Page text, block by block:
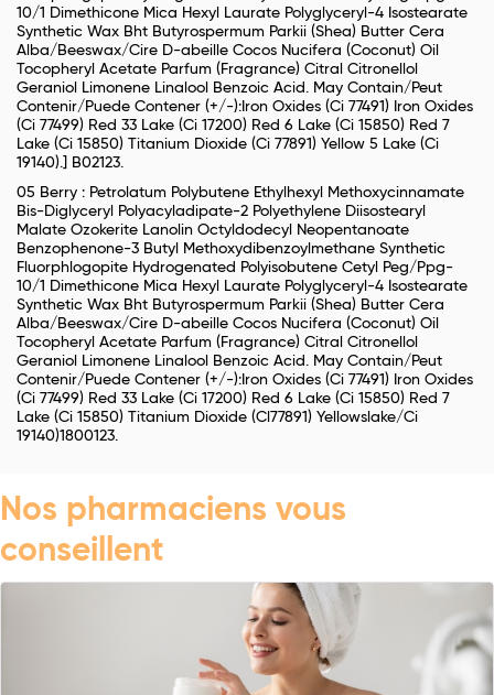
10/1 Dimethicone Mica Hexyl Laurate Polyglyceryl-4 Isostearate
Synthetic Wax Bht Butyrospermum Parkii (Shea) Butter Cera
Alba/Beeswax/Cire D-abeille Cocos Nucifera (Coconut) Oil
Tocopheryl Acetate Parfum (Fragrance) Citral Citronellol
Geraniol Limonene Linalool Benzoic Acid. May Contain/Peut
Contenir/Puede Contener (+/-):Iron Oxides (Ci 77491) Iron Oxides
(Ci 77499) Red 33 Lake (Ci 17200) Red 6 Lake (Ci 15850) Red 7
Lake (Ci 15850) Titanium Dioxide (Ci 77891) Yellow 5 Lake (Ci
19140).] B02123.
05 Berry : Petrolatum Polybutene Ethylhexyl Methoxycinnamate
Bis-Diglyceryl Polyacyladipate-2 Polyethylene Diisostearyl
Malate Ozokerite Lanolin Octyldodecyl Neopentanoate
Benzophenone-3 Butyl Methoxydibenzoylmethane Synthetic
Fluorphlogopite Hydrogenated Polyisobutene Cetyl Peg/Ppg-
10/1 Dimethicone Mica Hexyl Laurate Polyglyceryl-4 Isostearate
Synthetic Wax Bht Butyrospermum Parkii (Shea) Butter Cera
Alba/Beeswax/Cire D-abeille Cocos Nucifera (Coconut) Oil
Tocopheryl Acetate Parfum (Fragrance) Citral Citronellol
Geraniol Limonene Linalool Benzoic Acid. May Contain/Peut
Contenir/Puede Contener (+/-):Iron Oxides (Ci 77491) Iron Oxides
(Ci 77499) Red 33 Lake (Ci 17200) Red 6 Lake (Ci 15850) Red 7
Lake (Ci 15850) Titanium Dioxide (Cl77891) Yellowslake/Ci
19140)1800123.
Nos pharmaciens vous
conseillent